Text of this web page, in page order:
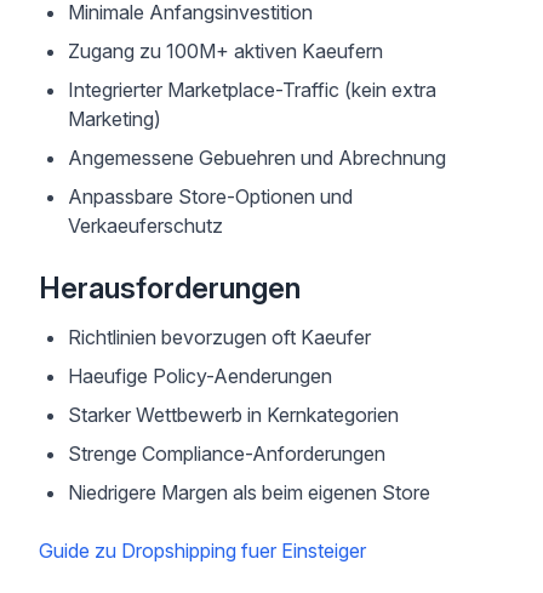
Minimale Anfangsinvestition
Zugang zu 100M+ aktiven Kaeufern
Integrierter Marketplace-Traffic (kein extra
Marketing)
Angemessene Gebuehren und Abrechnung
Anpassbare Store-Optionen und
Verkaeuferschutz
Herausforderungen
Richtlinien bevorzugen oft Kaeufer
Haeufige Policy-Aenderungen
Starker Wettbewerb in Kernkategorien
Strenge Compliance-Anforderungen
Niedrigere Margen als beim eigenen Store
Guide zu Dropshipping fuer Einsteiger